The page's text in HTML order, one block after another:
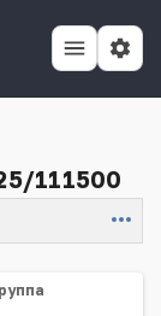
111500
Item